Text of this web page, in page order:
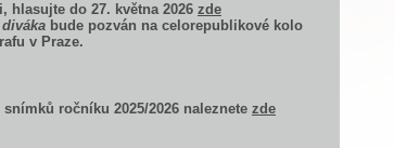
hlasujte do 27. května 2026 zde
bude pozván na celorepublikové kolo
v Praze.
ročníku 2025/2026 naleznete zde